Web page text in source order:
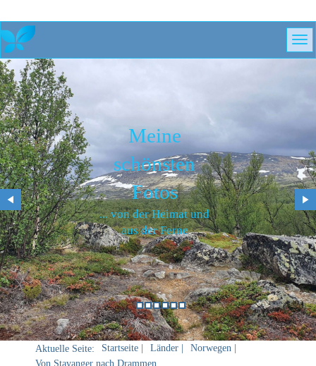
Meine
schönsten
Fotos
... von der Heimat und
aus der Ferne
Aktuelle Seite: Startseite Länder
Norwegen
Von Stavanger nach Drammen